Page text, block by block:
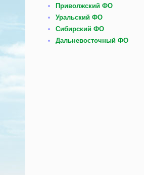
Приволжский ФО
Уральский ФО
Сибирский ФО
Дальневосточный ФО